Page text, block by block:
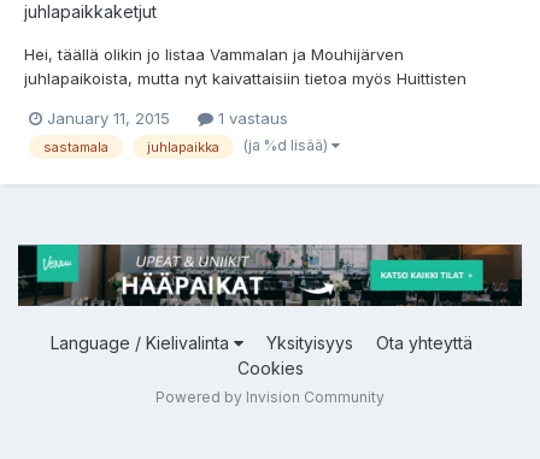
juhlapaikkaketjut
Hei, täällä olikin jo listaa Vammalan ja Mouhijärven
juhlapaikoista, mutta nyt kaivattaisiin tietoa myös Huittisten
ehdotuksia? Tässä on listaa joistakin Sastamalan ja Huittisten
alueella sijaitsevista paikoista: Knuutilan tila Kutalassa (...
January 11, 2015 1 vastaus
sastamala juhlapaikka (ja %d lisää)
Language / Kielivalinta Yksityisyys
Ota yhteyttä
Cookies
Powered by Invision Community